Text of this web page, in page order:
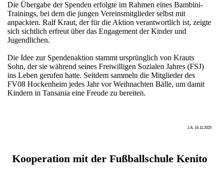
Die Übergabe der Spenden erfolgte im Rahmen eines Bambini-
Trainings, bei dem die jungen Vereinsmitglieder selbst mit
anpackten. Ralf Kraut, der für die Aktion verantwortlich ist, zeigte
sich sichtlich erfreut über das Engagement der Kinder und
Jugendlichen.
Die Idee zur Spendenaktion stammt ursprünglich von Krauts
Sohn, der sie während seines Freiwilligen Sozialen Jahres (FSJ)
ins Leben gerufen hatte. Seitdem sammeln die Mitglieder des
FV08 Hockenheim jedes Jahr vor Weihnachten Bälle, um damit
Kindern in Tansania eine Freude zu bereiten.
J.A. 16.11.2025
Kooperation mit der Fußballschule Kenito